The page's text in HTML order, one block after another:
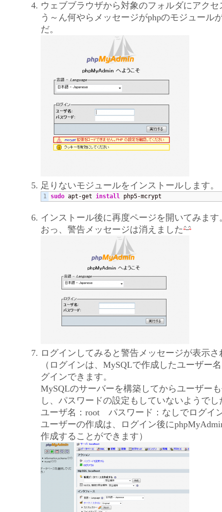
ウェブブラウザから対象のフォルダにアクセ
う～ん何やらメッセージがphpのモジュール
だ。
足りないモジュールをインストールします。
1 sudo apt-get install php5-mcrypt
インストール後に再度ページを開いてみます
おっ、警告メッセージは消えました
ログインしてみると警告メッセージが表示さ
（ログインは、MySQLで作成したユーザー
グインできます。
MySQLのサーバーを構築してからユーザー
し、パスワードの設定もしていないようでし
ユーザ名：root パスワード：なしでログイ
ユーザーの作成は、ログイン後に
作成することができます）